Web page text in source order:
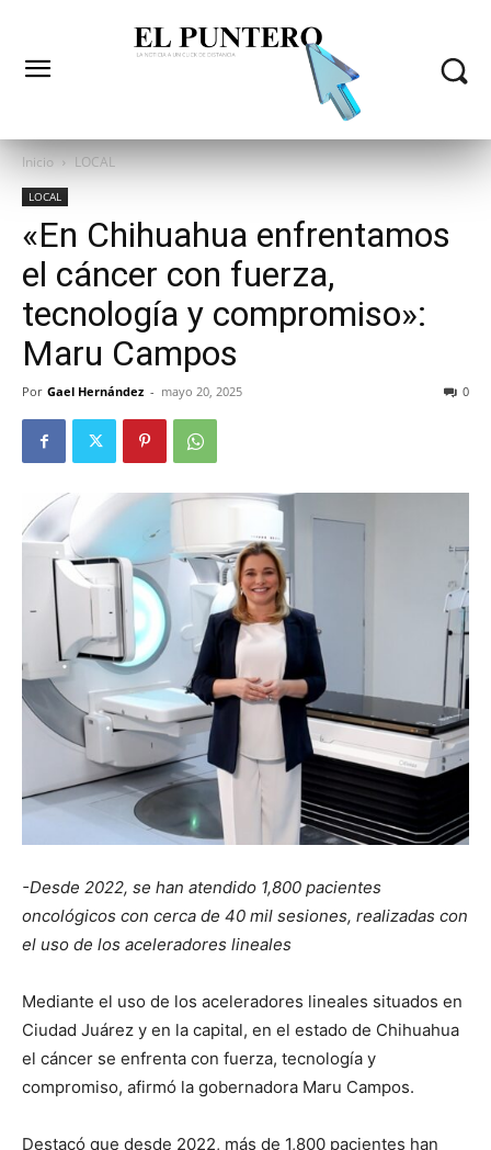
Inicio LOCAL
LOCAL
«En Chihuahua enfrentamos
el cáncer con fuerza,
tecnología y compromiso»:
Maru Campos
Por Gael Hernández - mayo 20, 2025 0
-Desde 2022, se han atendido 1,800 pacientes
oncológicos con cerca de 40 mil sesiones, realizadas con
el uso de los aceleradores lineales
Mediante el uso de los aceleradores lineales situados en
Ciudad Juárez y en la capital, en el estado de Chihuahua
el cáncer se enfrenta con fuerza, tecnología y
compromiso, afirmó la gobernadora Maru Campos.
Destacó que desde 2022, más de 1,800 pacientes han